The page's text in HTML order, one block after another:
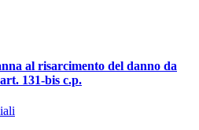
al risarcimento del danno da
131-bis c.p.